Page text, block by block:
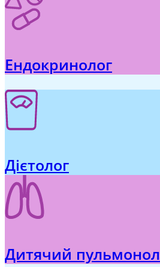
Ендокринолог
Дієтолог
Дитячий